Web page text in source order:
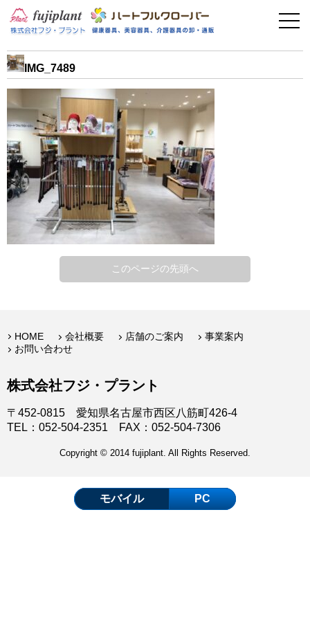
介護用品
美容・その他
フィットネス
お問い合わせ
IMG_7489
このページの先頭へ
HOME 会社概要 店舗のご案内
事業案内
お問い合わせ
株式会社フジ・プラント
〒452-0815 愛知県名古屋市西区八筋町426-4
TEL：052-504-2351 FAX：052-504-7306
Copyright © 2014 fujiplant. All Rights Reserved.
モバイル PC